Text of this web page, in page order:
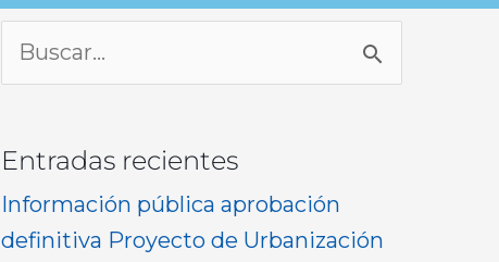
Buscar
por:
Entradas recientes
Información pública aprobación
definitiva Proyecto de Urbanización